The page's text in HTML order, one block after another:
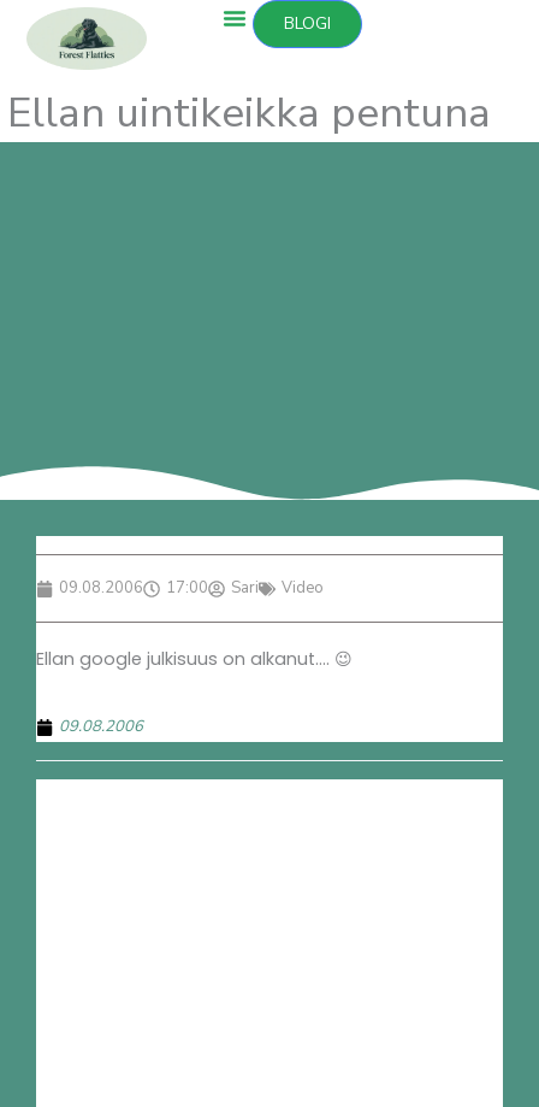
sisältöön
BLOGI
Ellan uintikeikka pentuna
09.08.2006 17:00 Sari Video
Ellan google julkisuus on alkanut…. 😉
09.08.2006